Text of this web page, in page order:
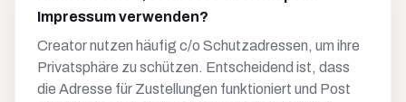
Impressum verwenden?
Creator nutzen häufig c/o Schutzadressen, um ihre
Privatsphäre zu schützen. Entscheidend ist, dass
die Adresse für Zustellungen funktioniert und Post